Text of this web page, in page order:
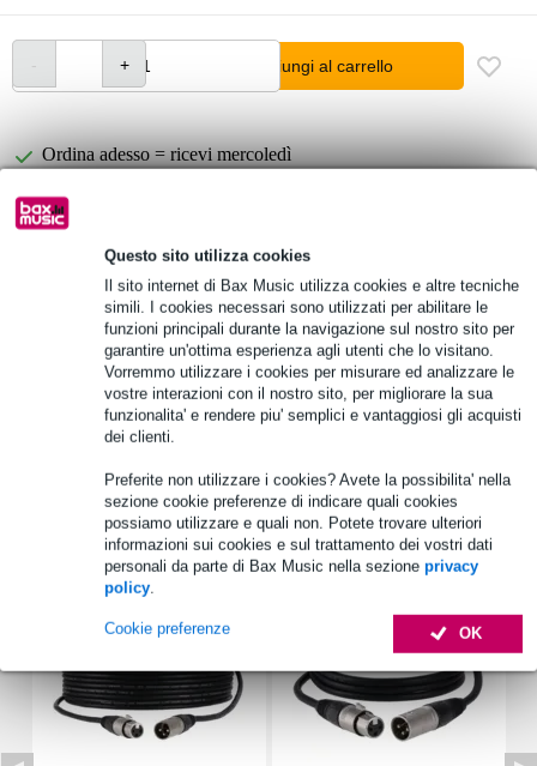
Questo sito utilizza cookies
Il sito internet di Bax Music utilizza cookies e altre tecniche
simili. I cookies necessari sono utilizzati per abilitare le
funzioni principali durante la navigazione sul nostro sito per
garantire un'ottima esperienza agli utenti che lo visitano.
Vorremmo utilizzare i cookies per misurare ed analizzare le
vostre interazioni con il nostro sito, per migliorare la sua
funzionalita' e rendere piu' semplici e vantaggiosi gli acquisti
dei clienti.
Preferite non utilizzare i cookies? Avete la possibilita' nella
sezione cookie preferenze di indicare quali cookies
possiamo utilizzare e quali non. Potete trovare ulteriori
informazioni sui cookies e sul trattamento dei vostri dati
personali da parte di Bax Music nella sezione privacy
policy.
OK
Cookie preferenze
Aggiungi al carrello
Ordina adesso = ricevi mercoledì
Oltre 48.000 articoli disponibili
1.250 marchi leader
Informazioni sul prodotto
morsetto di fissaggio
per tavolo, scrivania, podio o rack da 19 pollici
materiale: acciaio
Accessori (8)